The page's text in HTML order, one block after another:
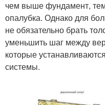
чем выше фундамент,
опалубка. Однако для
не обязательно брать
уменьшить шаг между
которые
системы.